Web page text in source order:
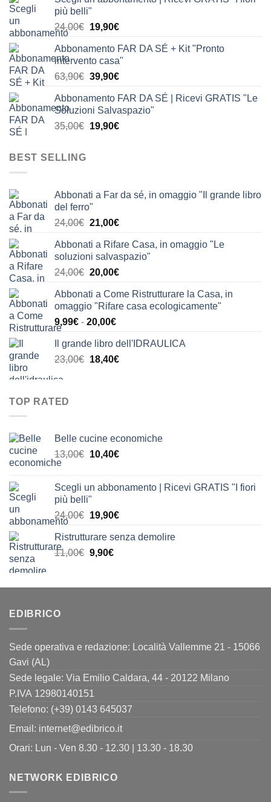
originale
24,00€.
attuale
19,90€.
più belli"
24,00€ Il
originale
era:
24,00€.
19,90€Il
attuale
è:
19,90€.
Abbonamento FAR DA SÉ + Kit "Pronto
intervento casa"
63,90€ Il
originale
era:
63,90€.
39,90€Il
attuale
è:
39,90€.
Abbonamento FAR DA SÉ | Ricevi GRATIS "Le
Soluzioni Salvaspazio"
35,00€ Il
19,90€Il
BEST SELLING
Abbonati a Far da sé, in omaggio "Il grande libro
del ferro"
24,00€ Il
originale
era:
24,00€.
21,00€Il
attuale
è:
21,00€.
Abbonati a Rifare Casa, in omaggio "Le
soluzioni salvaspazio"
24,00€ Il
originale
era:
24,00€.
20,00€Il
attuale
è:
Abbonati a Come Ristrutturare la Casa, in
omaggio "Rifare casa ecologicamente"
9,99€ - 20,00€Fascia
prezzo:
da
Il grande libro dell'IDRAULICA
23,00€ Il
18,40€Il
TOP RATED
Belle cucine economiche
13,00€ Il
era:
10,40€Il
è:
Scegli un abbonamento | Ricevi GRATIS "I fiori
più belli"
24,00€ Il
originale
era:
19,90€Il
attuale
Ristrutturare senza demolire
11,00€ Il
era:
9,90€Il
è:
EDIBRICO
Sede operativa e redazione: Località Vallemme 21 - 15066
Gavi (AL)
Sede legale: Via Emilio Caldara, 44 - 20122 Milano
P.IVA 12980140151
Telefono: (+39) 0143 645037
Email: internet@edibrico.it
Orari: Lun - Ven 8.30 - 12.30 | 13.30 - 18.30
NETWORK EDIBRICO